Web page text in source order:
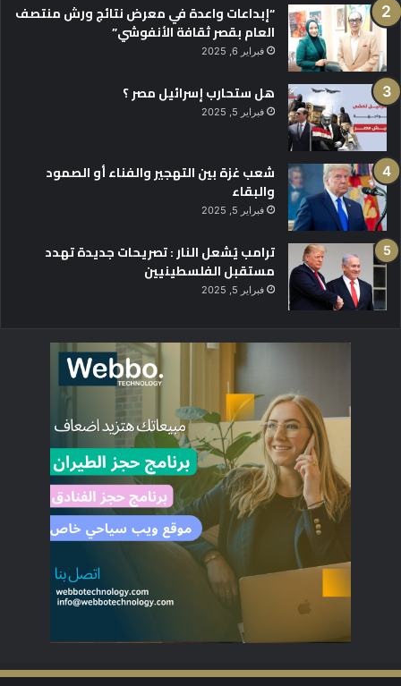
“إبداعات واعدة في معرض نتائج ورش منتصف
العام بقصر ثقافة الأنفوشي”
فبراير 6, 2025
هل ستحارب إسرائيل مصر ؟
فبراير 5, 2025
شعب غزة بين التهجير والفناء أو الصمود
والبقاء
فبراير 5, 2025
ترامب يُشعل النار : تصريحات جديدة تهدد
مستقبل الفلسطينيين
فبراير 5, 2025